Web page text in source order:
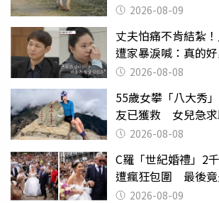
2026-08-09
丈夫怕痛不肯結紮
遭家暴淚喊：真的
2026-08-08
55歲女攀「八大秀
友已獲救 女兒急求
沒找到
2026-08-08
C羅「世紀婚禮」2
遭瘋狂包圍 最後竟
2026-08-09